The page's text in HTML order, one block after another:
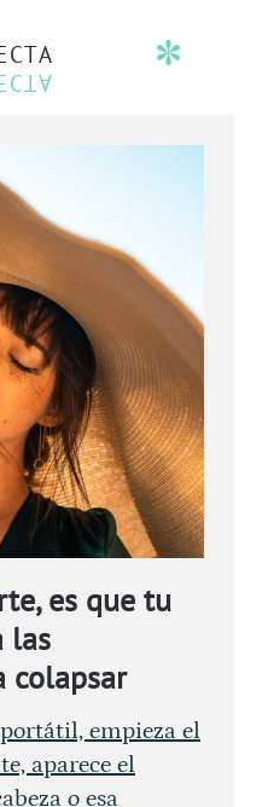
es que tu
las
colapsar
empieza el
aparece el
o esa